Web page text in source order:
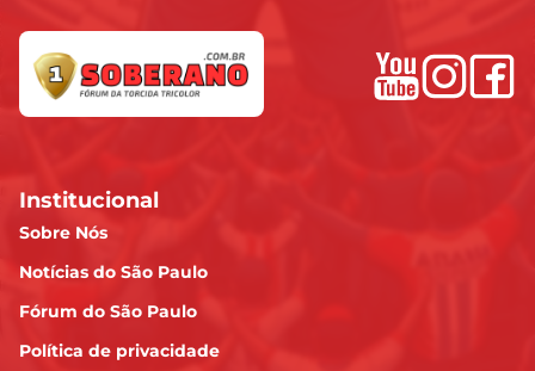
Institucional
Sobre Nós
Notícias do São Paulo
Fórum do São Paulo
Política de privacidade